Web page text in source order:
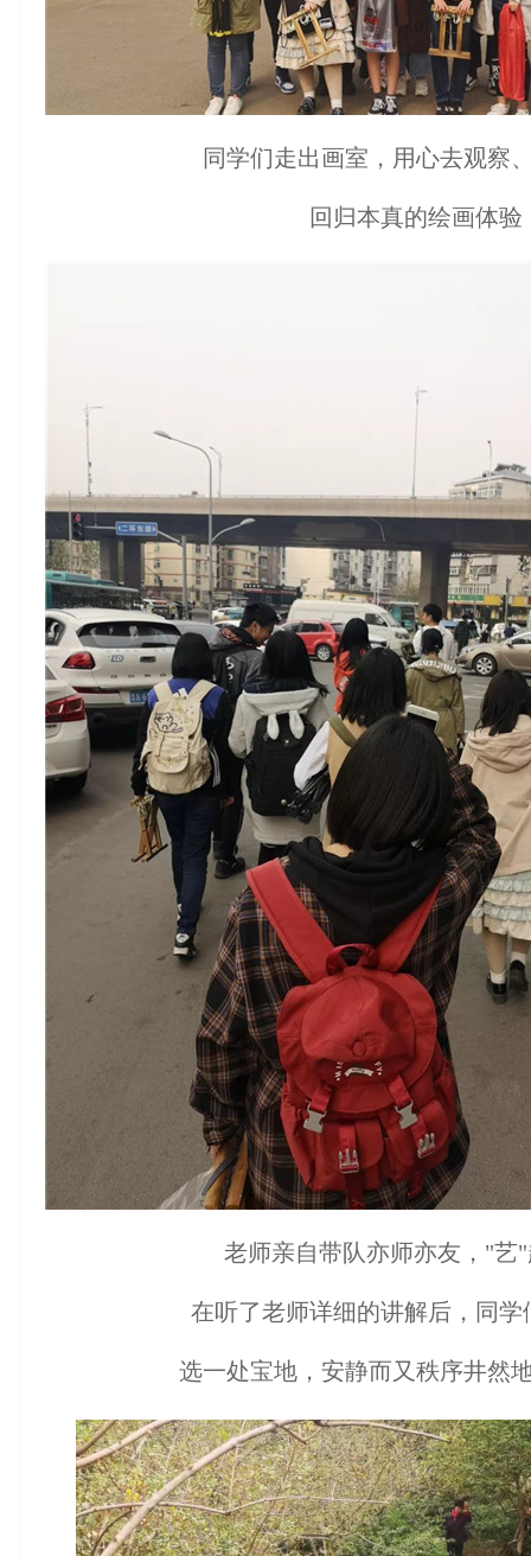
同学们走出画室，用心去观察
回归本真的绘画体验
老师亲自带队亦师亦友，"艺
在听了老师详细的讲解后，同学
选一处宝地，安静而又秩序井然